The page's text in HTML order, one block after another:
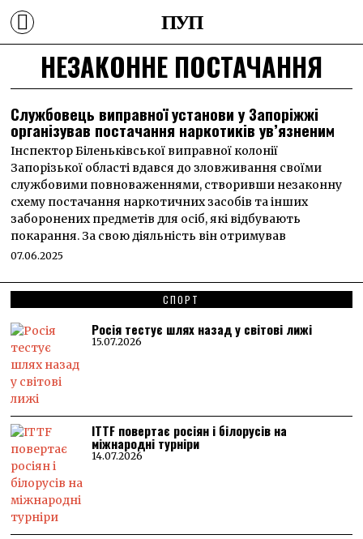
ПУП
НЕЗАКОННЕ ПОСТАЧАННЯ
Службовець виправної установи у Запоріжжі
організував постачання наркотиків ув’язненим
Інспектор Біленьківської виправної колонії
Запорізької області вдався до зловживання своїми
службовими повноваженнями, створивши незаконну
схему постачання наркотичних засобів та інших
заборонених предметів для осіб, які відбувають
покарання. За свою діяльність він отримував
07.06.2025
СПОРТ
Росія тестує шлях назад у світові лижі
15.07.2026
ITTF повертає росіян і білорусів на
міжнародні турніри
14.07.2026